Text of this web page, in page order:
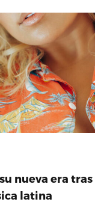
nueva era
latina